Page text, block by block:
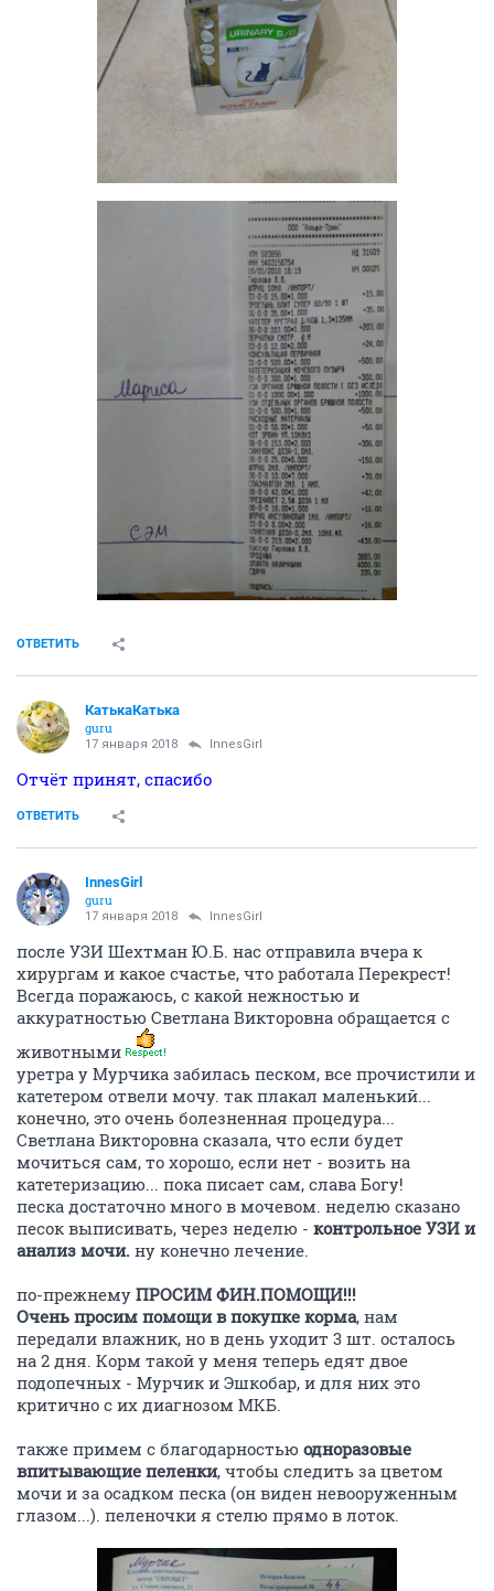
ОТВЕТИТЬ
КатькаКатька
guru
17 января 2018 InnesGirl
Отчёт принят, спасибо
ОТВЕТИТЬ
InnesGirl
guru
17 января 2018 InnesGirl
после УЗИ Шехтман Ю.Б. нас отправила вчера к
хирургам и какое счастье, что работала Перекрест!
Всегда поражаюсь, с какой нежностью и
аккуратностью Светлана Викторовна обращается с
животными
уретра у Мурчика забилась песком, все прочистили и
катетером отвели мочу. так плакал маленький...
конечно, это очень болезненная процедура...
Светлана Викторовна сказала, что если будет
мочиться сам, то хорошо, если нет - возить на
катетеризацию... пока писает сам, слава Богу!
песка достаточно много в мочевом. неделю сказано
песок выписивать, через неделю - контрольное УЗИ и
анализ мочи. ну конечно лечение.
по-прежнему ПРОСИМ ФИН.ПОМОЩИ!!!
Очень просим помощи в покупке корма, нам
передали влажник, но в день уходит 3 шт. осталось
на 2 дня. Корм такой у меня теперь едят двое
подопечных - Мурчик и Эшкобар, и для них это
критично с их диагнозом МКБ.
также примем с благодарностью одноразовые
впитывающие пеленки, чтобы следить за цветом
мочи и за осадком песка (он виден невооруженным
глазом...). пеленочки я стелю прямо в лоток.